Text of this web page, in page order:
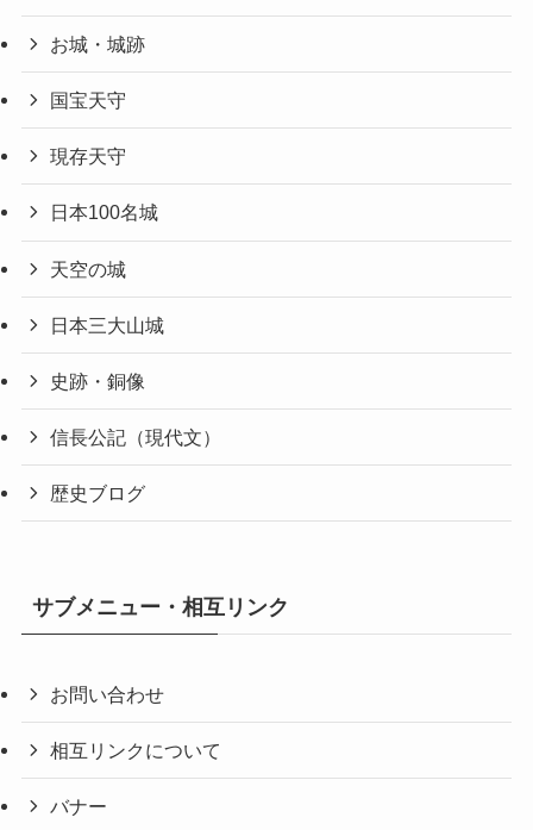
お城・城跡
国宝天守
現存天守
日本100名城
天空の城
日本三大山城
史跡・銅像
信長公記（現代文）
歴史ブログ
サブメニュー・相互リンク
お問い合わせ
相互リンクについて
バナー